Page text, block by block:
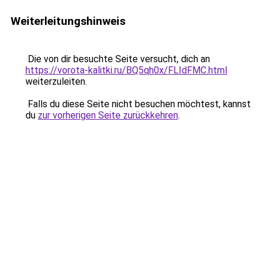
Weiterleitungshinweis
Die von dir besuchte Seite versucht, dich an
https://vorota-kalitki.ru/BQ5qh0x/FLIdFMC.html
weiterzuleiten.
Falls du diese Seite nicht besuchen möchtest, kannst
du zur vorherigen Seite zurückkehren.